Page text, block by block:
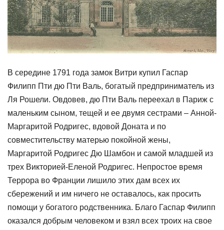
В середине 1791 года замок Витри купил Гаспар
Филипп Пти дю Пти Валь, богатый предприниматель из
Ля Рошели. Овдовев, дю Пти Валь переехал в Париж с
маленьким сыном, тещей и ее двумя сестрами – Анной-
Маргаритой Родригес, вдовой Доната и по
совместительству матерью покойной жены,
Маргаритой Родригес Дю Шамбон и самой младшей из
трех Викторией-Еленой Родригес. Непростое время
Террора во Франции лишило этих дам всех их
сбережений и им ничего не оставалось, как просить
помощи у богатого родственника. Благо Гаспар Филипп
оказался добрым человеком и взял всех троих на свое